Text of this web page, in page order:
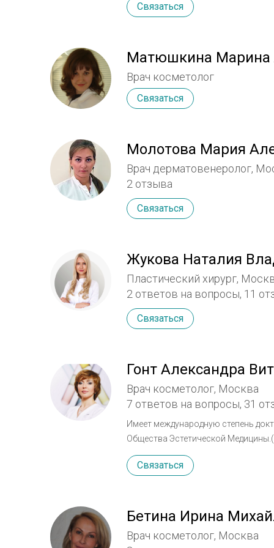
ультразвуковая терапия,
Связаться
Матюшкина Марина
Врач косметолог
Связаться
Молотова Мария
Врач дерматовенеролог,
2 отзыва
Связаться
Жукова Наталия
Пластический хирург,
2 ответов на вопросы, 11
Связаться
Гонт Александра
Врач косметолог, Москва
7 ответов на вопросы, 31
Имеет международную степень
Общества Эстетической
Общества Мезотерапии (НОМ)
Аnti — age терапии. (WOSAAM)
методик оздоровления организма и сохранения
косметологии более 15 лет.
направлениям косметологии и
Связаться
Бетина Ирина
Врач косметолог, Москва